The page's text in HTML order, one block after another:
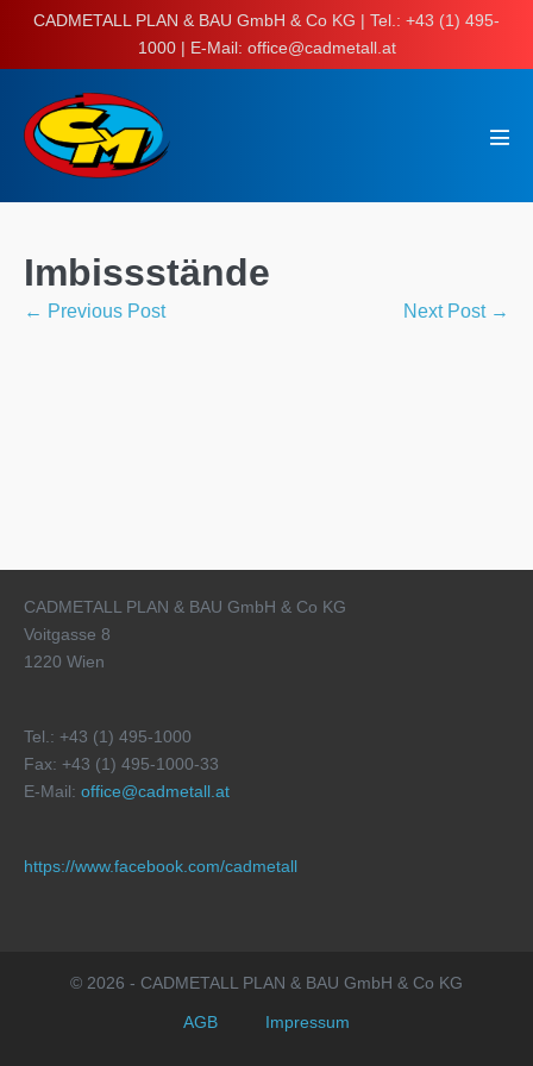
SkipCADMETALL PLAN & BAU GmbH & Co KG | Tel.: +43 (1) 495-
1000 | E-Mail: office@cadmetall.at
Imbissstände
Post
← Previous Post Next Post →
CADMETALL PLAN & BAU GmbH & Co KG
Voitgasse 8
1220 Wien
Tel.: +43 (1) 495-1000
Fax: +43 (1) 495-1000-33
E-Mail: office@cadmetall.at
https://www.facebook.com/cadmetall
© 2026 - CADMETALL PLAN & BAU GmbH & Co KG
AGB Impressum